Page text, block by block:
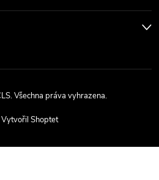
Vytvořil Shoptet
. Všechna práva vyhrazena.